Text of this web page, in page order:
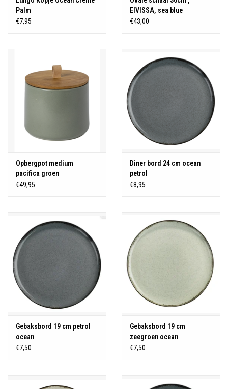
Palm
€7,95
EIVISSA, sea blue
€43,00
Opbergpot medium
pacifica groen
€49,95
Diner bord 24 cm ocean
petrol
€8,95
Gebaksbord 19 cm petrol
ocean
€7,50
Gebaksbord 19 cm
zeegroen ocean
€7,50